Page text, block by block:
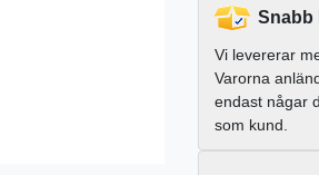
Snabb
Vi levererar
Varorna
endast någar
som kund.